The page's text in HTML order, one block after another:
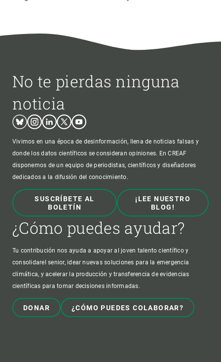
No te pierdas ninguna
noticia
BlueskyInstagram
LinkedinTwitterYoutube
Vivimos en una época de desinformación, llena de noticias falsas y
donde los datos científicos se consideran opiniones. En CREAF
disponemos de un equipo de periodistas, científicos y diseñadores
dedicados a la difusión del conocimiento.
SUSCRÍBETE AL
BOLETÍN
¡LEE NUESTRO
BLOG!
¿Cómo puedes ayudar?
Tu contribución nos ayuda a apoyar al joven talento científico y
consolidarel senior, idear nuevas soluciones para la emergencia
climática, y acelerar la producción y transferencia de evidencias
científicas para tomar decisiones informadas.
DONAR ¿CÓMO PUEDES COLABORAR?